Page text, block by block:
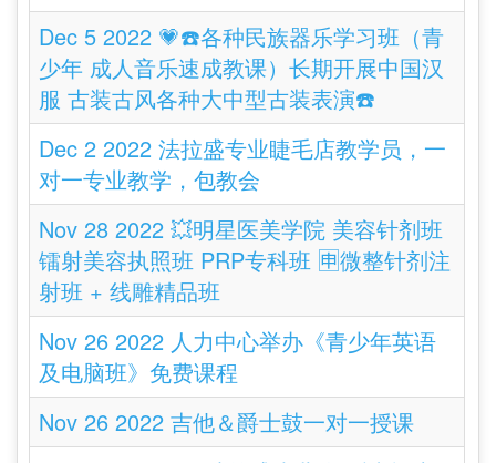
Dec 5 2022 💗☎️各种民族器乐学习班（青
少年 成人音乐速成教课）长期开展中国汉
服 古装古风各种大中型古装表演☎️
Dec 2 2022 法拉盛专业睫毛店教学员，一
对一专业教学，包教会
Nov 28 2022 💥明星医美学院 美容针剂班
镭射美容执照班 PRP专科班 🈸微整针剂注
射班 + 线雕精品班
Nov 26 2022 人力中心举办《青少年英语
及电脑班》免费课程
Nov 26 2022 吉他＆爵士鼓一对一授课